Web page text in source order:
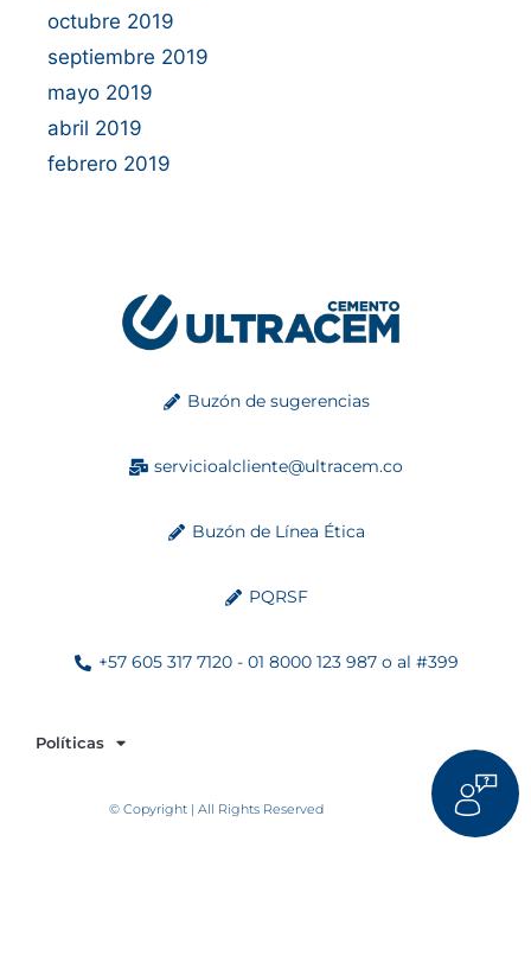
octubre 2019
septiembre 2019
mayo 2019
abril 2019
febrero 2019
Buzón de sugerencias
servicioalcliente@ultracem.co
Buzón de Línea Ética
PQRSF
+57 605 317 7120 - 01 8000 123 987 o al #399
Políticas
© Copyright | All Rights Reserved